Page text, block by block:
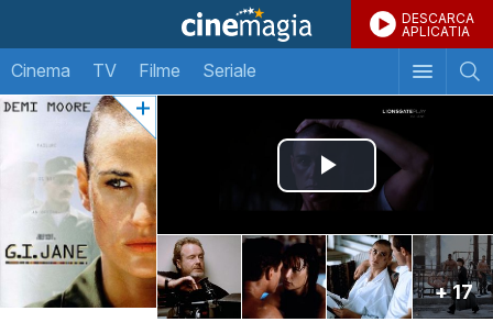
DESCARCA
APLICATIA
Cinema TV Filme Seriale
+ 17